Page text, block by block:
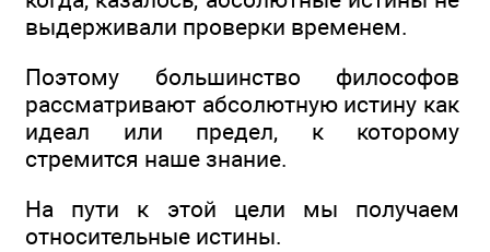
выдерживали проверки временем.
Поэтому большинство философов
рассматривают абсолютную истину как
идеал или предел, к которому
стремится наше знание.
На пути к этой цели мы получаем
относительные истины.